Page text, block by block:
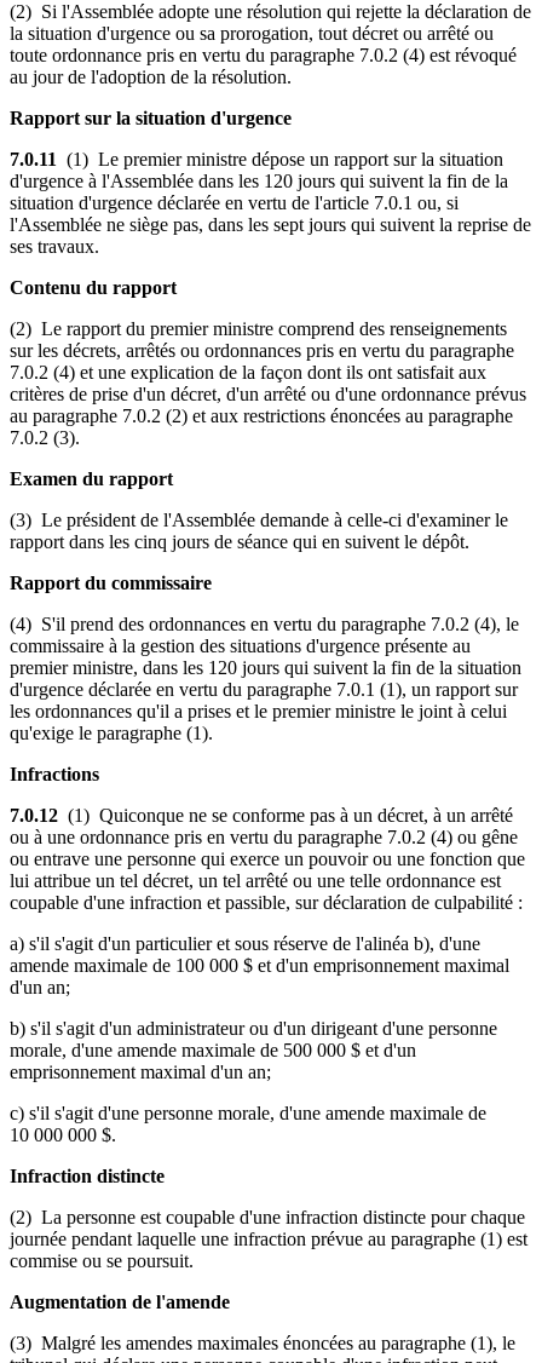
(2) Si l'Assemblée adopte une résolution qui rejette la déclaration de
la situation d'urgence ou sa prorogation, tout décret ou arrêté ou
toute ordonnance pris en vertu du paragraphe 7.0.2 (4) est révoqué
au jour de l'adoption de la résolution.
Rapport sur la situation d'urgence
7.0.11 (1) Le premier ministre dépose un rapport sur la situation
d'urgence à l'Assemblée dans les 120 jours qui suivent la fin de la
situation d'urgence déclarée en vertu de l'article 7.0.1 ou, si
l'Assemblée ne siège pas, dans les sept jours qui suivent la reprise de
ses travaux.
Contenu du rapport
(2) Le rapport du premier ministre comprend des renseignements
sur les décrets, arrêtés ou ordonnances pris en vertu du paragraphe
7.0.2 (4) et une explication de la façon dont ils ont satisfait aux
critères de prise d'un décret, d'un arrêté ou d'une ordonnance prévus
au paragraphe 7.0.2 (2) et aux restrictions énoncées au paragraphe
7.0.2 (3).
Examen du rapport
(3) Le président de l'Assemblée demande à celle-ci d'examiner le
rapport dans les cinq jours de séance qui en suivent le dépôt.
Rapport du commissaire
(4) S'il prend des ordonnances en vertu du paragraphe 7.0.2 (4), le
commissaire à la gestion des situations d'urgence présente au
premier ministre, dans les 120 jours qui suivent la fin de la situation
d'urgence déclarée en vertu du paragraphe 7.0.1 (1), un rapport sur
les ordonnances qu'il a prises et le premier ministre le joint à celui
qu'exige le paragraphe (1).
Infractions
7.0.12 (1) Quiconque ne se conforme pas à un décret, à un arrêté
ou à une ordonnance pris en vertu du paragraphe 7.0.2 (4) ou gêne
ou entrave une personne qui exerce un pouvoir ou une fonction que
lui attribue un tel décret, un tel arrêté ou une telle ordonnance est
coupable d'une infraction et passible, sur déclaration de culpabilité :
a) s'il s'agit d'un particulier et sous réserve de l'alinéa b), d'une
amende maximale de 100 000 $ et d'un emprisonnement maximal
d'un an;
b) s'il s'agit d'un administrateur ou d'un dirigeant d'une personne
morale, d'une amende maximale de 500 000 $ et d'un
emprisonnement maximal d'un an;
c) s'il s'agit d'une personne morale, d'une amende maximale de
10 000 000 $.
Infraction distincte
(2) La personne est coupable d'une infraction distincte pour chaque
journée pendant laquelle une infraction prévue au paragraphe (1) est
commise ou se poursuit.
Augmentation de l'amende
(3) Malgré les amendes maximales énoncées au paragraphe (1), le